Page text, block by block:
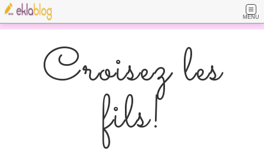
MENU
Croisez les
fils!